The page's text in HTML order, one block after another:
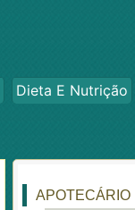
Dieta E Nutrição
APOTECÁRIO